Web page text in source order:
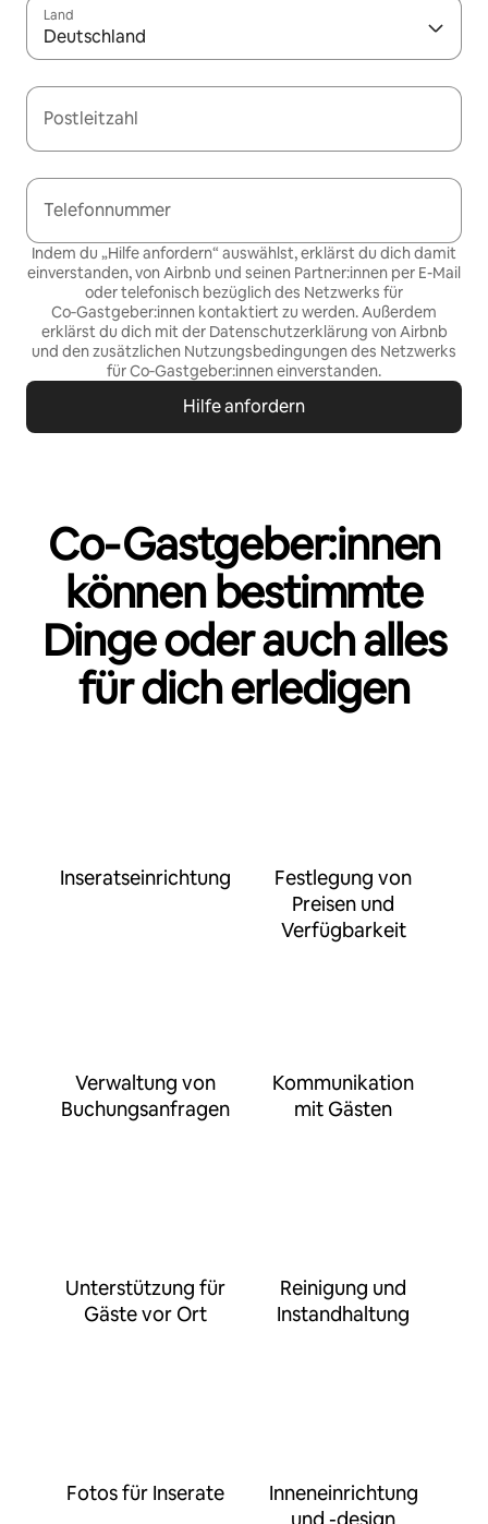
Land
Deutschland
Postleitzahl
Telefonnummer
Indem du „Hilfe anfordern“ auswählst, erklärst du dich damit
einverstanden, von Airbnb und seinen Partner:innen per E-Mail
oder telefonisch bezüglich des Netzwerks für
Co‑Gastgeber:innen kontaktiert zu werden. Außerdem
erklärst du dich mit der Datenschutzerklärung von Airbnb
und denzusätzlichen Nutzungsbedingungen des Netzwerks
für Co‑Gastgeber:inneneinverstanden.
Hilfe anfordern
Co‑Gastgeber:innen
können bestimmte
Dinge oder auch alles
für dich erledigen
Inseratseinrichtung
Festlegung von
Preisen und
Verfügbarkeit
Verwaltung von
Buchungsanfragen
Kommunikation
mit Gästen
Unterstützung für
Gäste vor Ort
Reinigung und
Instandhaltung
Fotos für Inserate
Inneneinrichtung